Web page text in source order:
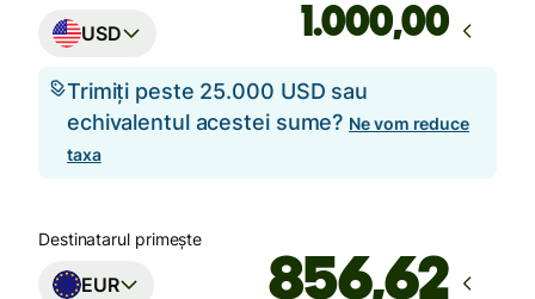
USD ,00
Trimiți peste 25.000 USD sau
echivalentul acestei sume? Ne vom reduce
taxa
Destinatarul primește
EUR